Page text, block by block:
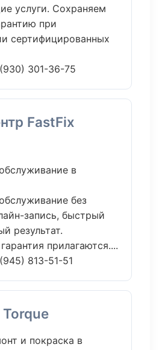
услуги. Сохраняем
при
сертифицированных
301-36-75
FastFix
в
без
запись, быстрый
результат.
прилагаются....
813-51-51
и покраска в